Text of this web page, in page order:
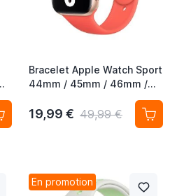
Bracelet Apple Watch Sport
44mm / 45mm / 46mm /
49mm Pink Citrus - Rose
Agrume
19,99 € 49,99 €
En promotion